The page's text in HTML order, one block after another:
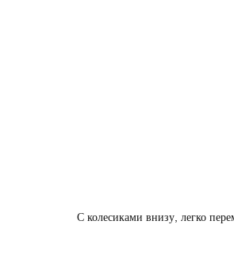
С колесиками внизу, легко